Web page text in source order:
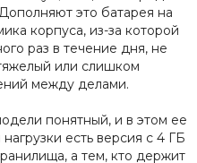
это батарея на
корпуса, из-за которой
раз в течение дня, не
или слишком
между делами.
понятный, и в этом ее
есть версия с 4 ГБ
а тем, кто держит